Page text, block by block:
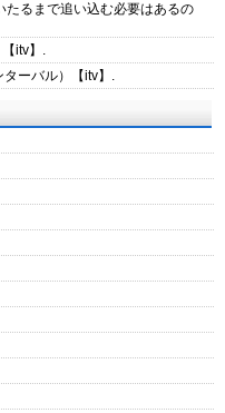
たるまで追い込む必要はあるの
itv】.
ターバル）【itv】.